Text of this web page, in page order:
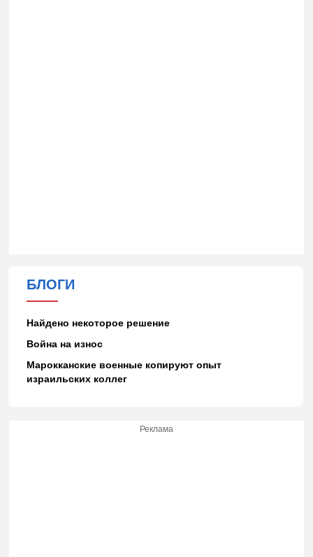
БЛОГИ
Найдено некоторое решение
Война на износ
Марокканские военные копируют опыт
израильских коллег
Реклама